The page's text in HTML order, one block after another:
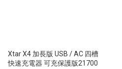
Xtar X4 加長版 USB / AC 四槽
快速充電器 可充保護版21700